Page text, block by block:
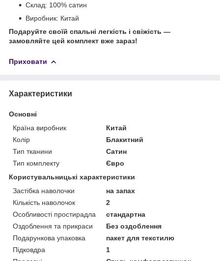
Склад: 100% сатин
Виробник: Китай
Подаруйте своїй спальні легкість і свіжість —
замовляйте цей комплект вже зараз!
Приховати
Характеристики
Основні
Країна виробник
Китай
Колір
Блакитний
Тип тканини
Сатин
Тип комплекту
Євро
Користувальницькі характеристики
Застібка наволочки
на запах
Кількість наволочок
2
Особливості простирадла
стандартна
Оздоблення та прикраси
Без оздоблення
Подарункова упаковка
пакет для текстилю
Підковдра
1